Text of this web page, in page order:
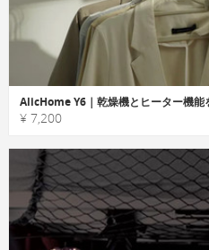
AlicHome Y6｜乾燥機とヒーター機能
¥ 7,200